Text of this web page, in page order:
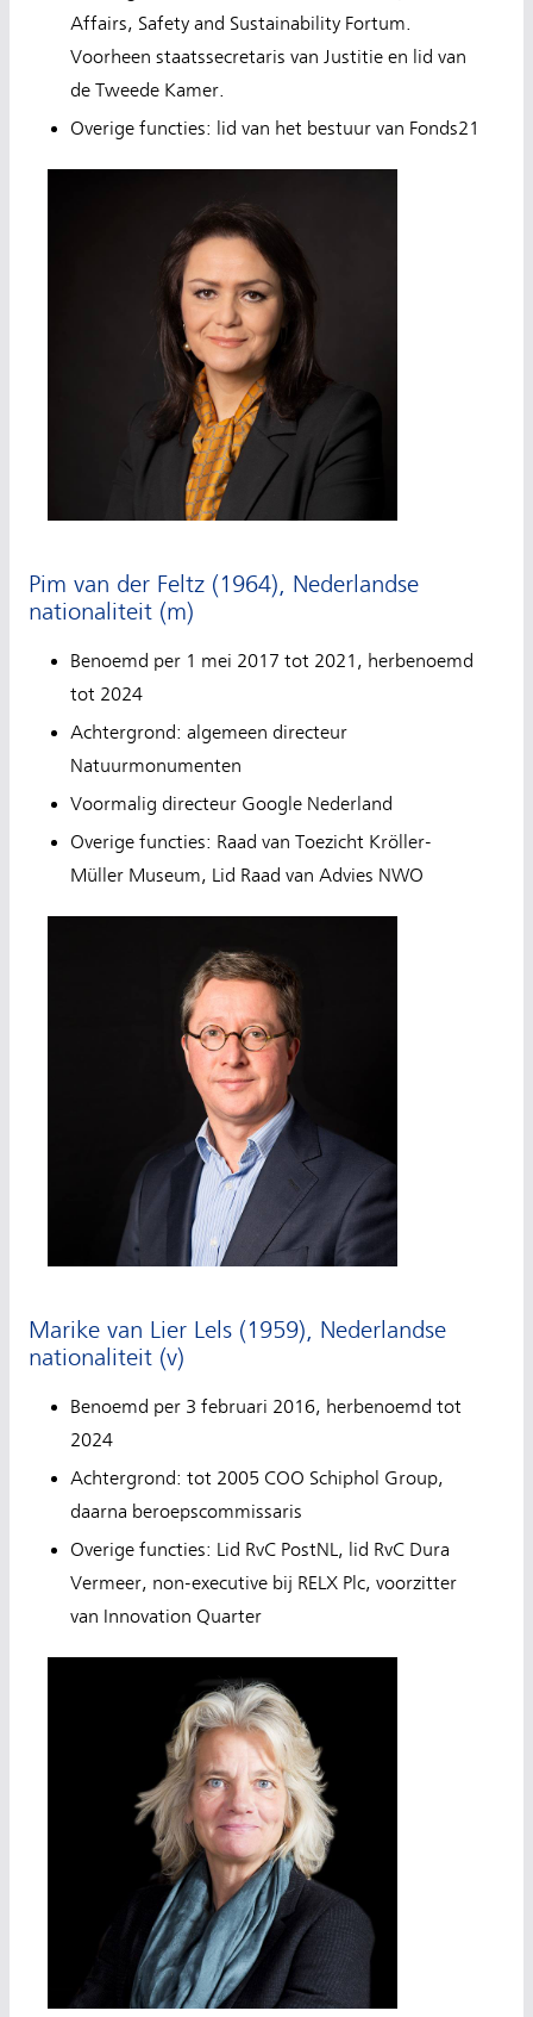
Affairs, Safety and Sustainability Fortum.
Voorheen staatssecretaris van Justitie en lid van
de Tweede Kamer.
Overige functies: lid van het bestuur van Fonds21
Pim van der Feltz (1964), Nederlandse
nationaliteit (m)
Benoemd per 1 mei 2017 tot 2021, herbenoemd
tot 2024
Achtergrond: algemeen directeur
Natuurmonumenten
Voormalig directeur Google Nederland
Overige functies: Raad van Toezicht Kröller-
Müller Museum, Lid Raad van Advies NWO
Marike van Lier Lels (1959), Nederlandse
nationaliteit (v)
Benoemd per 3 februari 2016, herbenoemd tot
2024
Achtergrond: tot 2005 COO Schiphol Group,
daarna beroepscommissaris
Overige functies: Lid RvC PostNL, lid RvC Dura
Vermeer, non-executive bij RELX Plc, voorzitter
van Innovation Quarter